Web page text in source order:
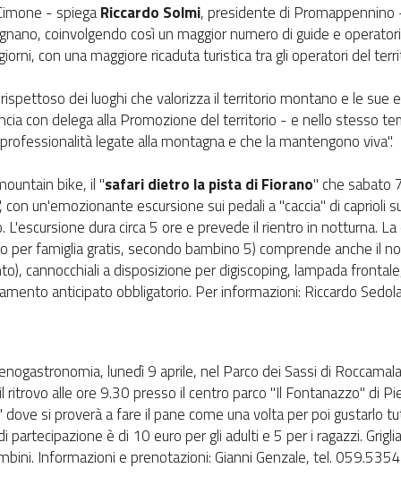
- spiegaRiccardo Solmi, presidente di
coinvolgendo così un maggior numero di guide e
con una maggiore ricaduta turistica tra gli operatori del
dei luoghi che valorizza il territorio montano e le
con delega alla Promozione del territorio - e nello stesso
legate alla montagna e che la mantengono viva".
bike, il "safari dietro la pista di Fiorano" che sabato
un'emozionante escursione sui pedali a "caccia" di caprioli
L'escursione dura circa 5 ore e prevede il rientro in notturna.
per famiglia gratis, secondo bambino 5) comprende anche il
cannocchiali a disposizione per digiscoping, lampada
anticipato obbligatorio. Per informazioni: Riccardo
lunedì 9 aprile, nel Parco dei Sassi di
ritrovo alle ore 9.30 presso il centro parco "Il Fontanazzo" di
dove si proverà a fare il pane come una volta per poi gustarlo
partecipazione è di 10 euro per gli adulti e 5 per i ragazzi.
Informazioni e prenotazioni: Gianni Genzale, tel.